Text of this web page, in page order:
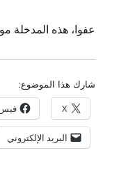
عفوا، هذه المدخلة
شارك هذا الموضوع:
X
البريد الإلكتروني